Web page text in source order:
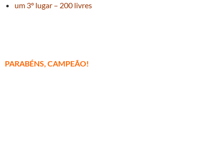
um 3º lugar – 200 livres
PARABÉNS, CAMPEÃO!